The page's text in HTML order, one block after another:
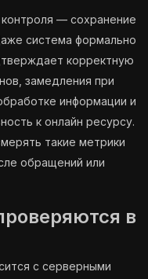
— сохранение
система формально
корректную
замедления при
информации и
к онлайн ресурсу.
такие метрики
обращений или
в
с серверными